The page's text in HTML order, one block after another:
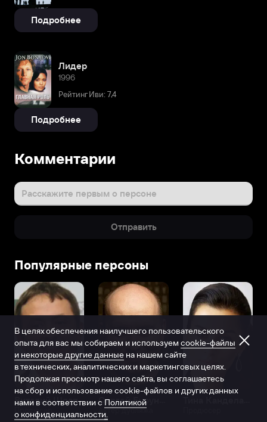
Подробнее
Лидер
1996
Рейтинг Иви: 7,4
Подробнее
Комментарии
Расскажите первым о персоне
Отправить
Популярные персоны
Виталий Шляппо
Продюсер Актёр дубляжа
В целях обеспечения наилучшего пользовательского
опыта для вас мы собираем и используем cookie-файлы
и некоторые другие данные на нашем сайте
в технических, аналитических и маркетинговых целях.
Продолжая просмотр нашего сайта, вы соглашаетесь
на сбор и использование cookie-файлов и других данных
нами в соответствии с Политикой
о конфиденциальности.